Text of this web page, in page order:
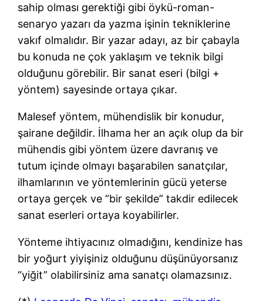
sahip olması gerektiği gibi öykü-roman-
senaryo yazarı da yazma işinin tekniklerine
vakıf olmalıdır. Bir yazar adayı, az bir çabayla
bu konuda ne çok yaklaşım ve teknik bilgi
olduğunu görebilir. Bir sanat eseri (bilgi +
yöntem) sayesinde ortaya çıkar.
Malesef yöntem, mühendislik bir konudur,
şairane değildir. İlhama her an açık olup da bir
mühendis gibi yöntem üzere davranış ve
tutum içinde olmayı başarabilen sanatçılar,
ilhamlarının ve yöntemlerinin gücü yeterse
ortaya gerçek ve “bir şekilde” takdir edilecek
sanat eserleri ortaya koyabilirler.
Yönteme ihtiyacınız olmadığını, kendinize has
bir yoğurt yiyişiniz olduğunu düşünüyorsanız
“yiğit” olabilirsiniz ama sanatçı olamazsınız.